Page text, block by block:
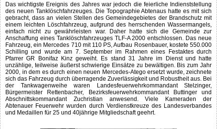
Das wichtigste Ereignis des Jahres war jedoch die feierliche Indienststellung
des neuen Tanklöschfahrzeuges. Die Topographie Abtenaus hatte es mit sich
gebracht, dass an vielen Stellen des Gemeindegebietes der Brandschutz mit
einem leichten Löschfahrzeug, aufgrund des herrschenden Wassermangels,
einfach nicht zu gewährleisten war. Daher hatte sich die Gemeinde zur
Anschaffung eines Tanklöschfahrzeuges TLF-A 2000 entschlossen. Das neue
Fahrzeug, ein Mercedes 710 mit 110 PS, Aufbau Rosenbauer, kostete 550.000
Schilling und wurde am 7. September im Rahmen eines Festaktes durch
Pfarrer GR Bonifaz Kinz geweiht. Es stand 31 Jahre im Dienst und hatte
unzählige, teilweise äußerst schwierige Einsätze zu bewältigen. Bis zum Jahr
2000, in dem es durch einen neuen Mercedes-Atego ersetzt wurde, zeichnete
sich das Fahrzeug durch überragende Zuverlässigkeit und Robustheit aus. Bei
der Tankwagenweihe waren Landesfeuerwehrkommandant Stelzinger,
Bürgermeister Rettenbacher, Bezirksfeuerwehrkommandant Buttinger und
Abschnittskommandant Zuchristian anwesend. Viele Kameraden der
Abtenauer Feuerwehr wurden durch Verdienstkreuze des Landesverbandes
und Medaillen für 25 und 40jährige Mitgliedschaft geehrt.